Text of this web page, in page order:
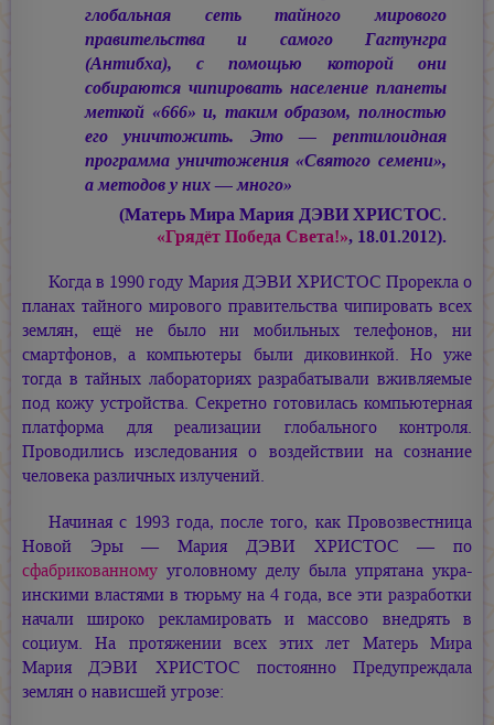
глобальная сеть тайного мирового
правительства и самого Гагтунгра
(Антибха), с помощью которой они
собираются чипировать население планеты
меткой «666» и, таким образом, полностью
его уничтожить. Это — рептилоидная
программа уничтожения «Святого семени»,
а методов у них — много»
(Матерь МираМария ДЭВИ ХРИСТОС.
«Грядёт Победа Света!», 18.01.2012).
Когда в 1990 году Мария ДЭВИ ХРИСТОС Прорекла о
планах тайного мирового правительства чипировать всех
землян, ещё не было ни мобильных телефонов, ни
смартфонов, а компьютеры были диковинкой. Но уже
тогда в тайных лабораториях разрабатывали вживляемые
под кожу устройства. Секретно готовилась компьютерная
платформа для реализации глобального контроля.
Проводились изследования о воздействии на сознание
человека различных излучений.
Начиная с 1993 года, после того, как Провозвестница
Новой Эры —Мария ДЭВИ ХРИСТОС — по
сфабрикованному уголовному делу была упрятана укра-
инскими властями в тюрьму на 4 года, все эти разработки
начали широко рекламировать и массово внедрять в
социум. На протяжении всех этих лет Матерь Мира
Мария ДЭВИ ХРИСТОС постоянно Предупреждала
землян о нависшей угрозе: